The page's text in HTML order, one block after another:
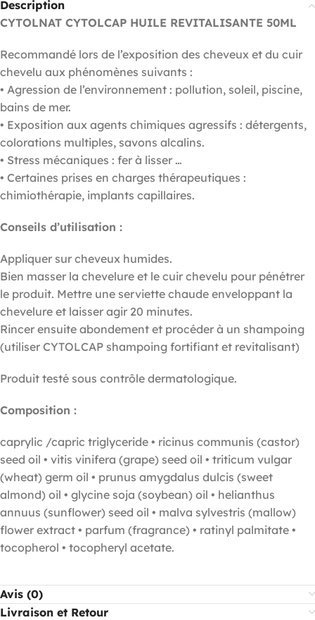
Description
CYTOLNAT CYTOLCAP HUILE REVITALISANTE 50ML
Recommandé lors de l’exposition des cheveux et du cuir
chevelu aux phénomènes suivants :
• Agression de l’environnement : pollution, soleil, piscine,
bains de mer.
• Exposition aux agents chimiques agressifs : détergents,
colorations multiples, savons alcalins.
• Stress mécaniques : fer à lisser …
• Certaines prises en charges thérapeutiques :
chimiothérapie, implants capillaires.
Conseils d’utilisation :
Appliquer sur cheveux humides.
Bien masser la chevelure et le cuir chevelu pour pénétrer
le produit. Mettre une serviette chaude enveloppant la
chevelure et laisser agir 20 minutes.
Rincer ensuite abondement et procéder à un shampoing
(utiliser CYTOLCAP shampoing fortifiant et revitalisant)
Produit testé sous contrôle dermatologique.
Composition :
caprylic /capric triglyceride • ricinus communis (castor)
seed oil • vitis vinifera (grape) seed oil • triticum vulgar
(wheat) germ oil • prunus amygdalus dulcis (sweet
almond) oil • glycine soja (soybean) oil • helianthus
annuus (sunflower) seed oil • malva sylvestris (mallow)
flower extract • parfum (fragrance) • ratinyl palmitate •
tocopherol • tocopheryl acetate.
Avis (0)
Livraison et Retour